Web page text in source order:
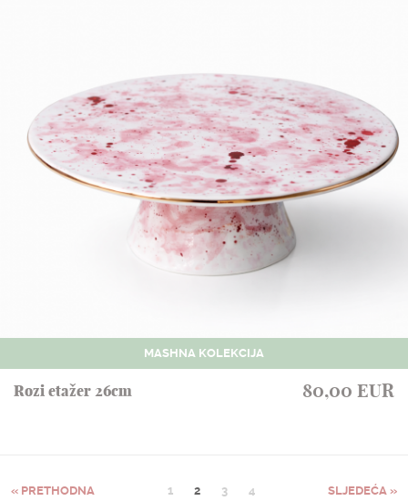
MASHNA KOLEKCIJA
Rozi etažer 26cm 80,00 EUR
« PRETHODNA 1 2 3 4 SLJEDEĆA »